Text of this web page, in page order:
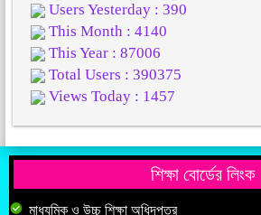
Users Yesterday : 390
This Month : 4140
This Year : 87006
Total Users : 390375
Views Today : 1457
শিক্ষা বোর্ডের লিংক
মাধ্যমিক ও উচ্চ শিক্ষা অধিদপ্তর